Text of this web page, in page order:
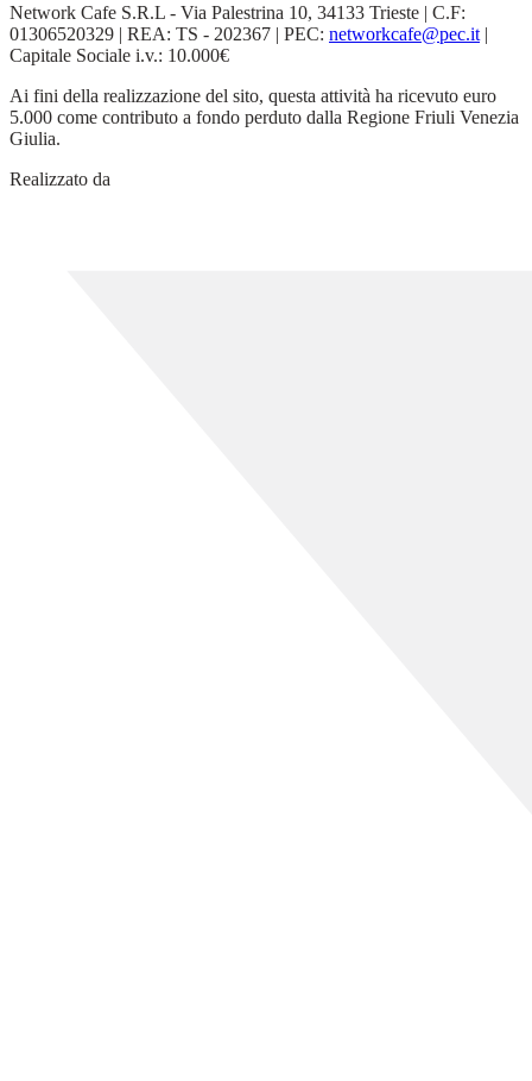
Network Cafe S.R.L - Via Palestrina 10, 34133 Trieste | C.F:
01306520329 | REA: TS - 202367 | PEC: networkcafe@pec.it |
Capitale Sociale i.v.: 10.000€
Ai fini della realizzazione del sito, questa attività ha ricevuto euro
5.000 come contributo a fondo perduto dalla Regione Friuli Venezia
Giulia.
Realizzato da